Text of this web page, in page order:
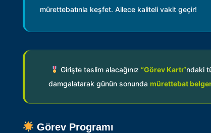
mürettebatınla keşfet. Ailece kaliteli vakit geçir!
Girişte teslim alacağınız“Görev Kartı”ndaki
damgalatarak günün sonunda mürettebat
Görev Programı